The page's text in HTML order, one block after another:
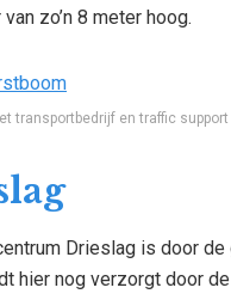
zo’n 8 meter hoog.
transportbedrijf en traffic support
Drieslag is door
hier nog verzorgt door